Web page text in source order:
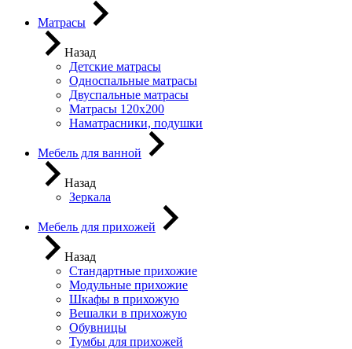
Матрасы
Назад
Детские матрасы
Односпальные матрасы
Двуспальные матрасы
Матрасы 120х200
Наматрасники, подушки
Мебель для ванной
Назад
Зеркала
Мебель для прихожей
Назад
Стандартные прихожие
Модульные прихожие
Шкафы в прихожую
Вешалки в прихожую
Обувницы
Тумбы для прихожей